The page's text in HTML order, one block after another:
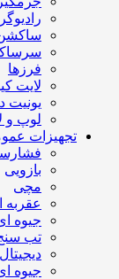
فرزها
لایت
یونیت
لوپ و
تجهیزات
بازویی
مچی
عقربه
جیوه
تب
دیجیتال
جیوه